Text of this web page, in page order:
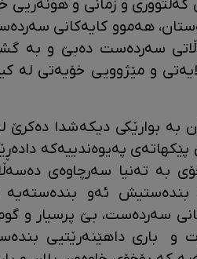
کەلتووری و زمانی و هونەریی
هەموو کایەکانی
سەردەست دەبێ و بە
و مێژوویی خۆیەتی لە
بە بوارێکی دیکەشدا دەکرێ
پەیوەندییەکە
بە تەنیا سەرچاوەی
بندەستیش ئەو
سەردەست، بێ پرسیار و
باری داهێنەرێتیی